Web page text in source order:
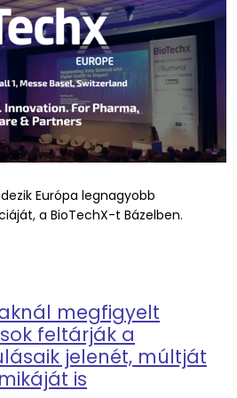
Európa legnagyobb
a BioTechX-t Bázelben.
beszélgetés a BioTechX
megfigyelt
feltárják a
jelenét, múltját
is